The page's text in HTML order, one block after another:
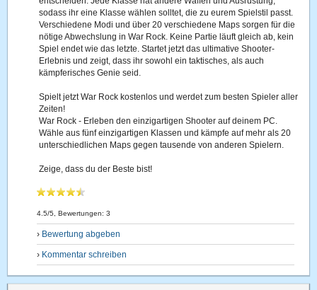
sodass ihr eine Klasse wählen solltet, die zu eurem Spielstil passt.
Verschiedene Modi und über 20 verschiedene Maps sorgen für die
nötige Abwechslung in War Rock. Keine Partie läuft gleich ab, kein
Spiel endet wie das letzte. Startet jetzt das ultimative Shooter-
Erlebnis und zeigt, dass ihr sowohl ein taktisches, als auch
kämpferisches Genie seid.
Spielt jetzt War Rock kostenlos und werdet zum besten Spieler aller
Zeiten!
War Rock - Erleben den einzigartigen Shooter auf deinem PC.
Wähle aus fünf einzigartigen Klassen und kämpfe auf mehr als 20
unterschiedlichen Maps gegen tausende von anderen Spielern.
Zeige, dass du der Beste bist!
4.5/5, Bewertungen:3
› Bewertung abgeben
› Kommentar schreiben